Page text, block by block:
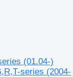
(01.04-)
series (2004-